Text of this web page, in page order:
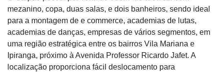
mezanino, copa, duas salas, e dois banheiros, sendo ideal
para a montagem de e commerce, academias de lutas,
academias de danças, empresas de vários segmentos, em
uma região estratégica entre os bairros Vila Mariana e
Ipiranga, próximo à Avenida Professor Ricardo Jafet. A
localização proporciona fácil deslocamento para